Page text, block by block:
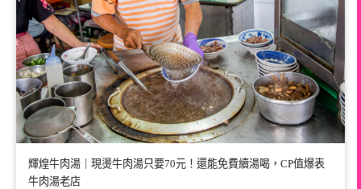
輝煌牛肉湯｜現燙牛肉湯只要70元！還能免費續湯喝，CP值爆表
牛肉湯老店